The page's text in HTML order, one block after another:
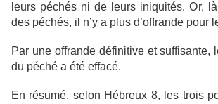
leurs péchés ni de leurs iniquités. Or,
des péchés, il n’y a plus d’offrande pour
Par une offrande définitive et suffisante,
du péché a été effacé.
En résumé, selon Hébreux 8, les trois